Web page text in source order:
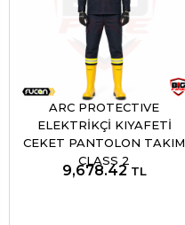
ARC PROTECTIVE
ELEKTRİKÇİ KIYAFETİ
CEKET PANTOLON TAKIM
CLASS 2
9,678.42TL